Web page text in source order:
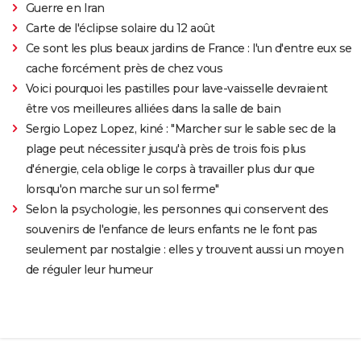
Guerre en Iran
Carte de l'éclipse solaire du 12 août
Ce sont les plus beaux jardins de France : l'un d'entre eux se
cache forcément près de chez vous
Voici pourquoi les pastilles pour lave-vaisselle devraient
être vos meilleures alliées dans la salle de bain
Sergio Lopez Lopez, kiné : "Marcher sur le sable sec de la
plage peut nécessiter jusqu'à près de trois fois plus
d'énergie, cela oblige le corps à travailler plus dur que
lorsqu'on marche sur un sol ferme"
Selon la psychologie, les personnes qui conservent des
souvenirs de l'enfance de leurs enfants ne le font pas
seulement par nostalgie : elles y trouvent aussi un moyen
de réguler leur humeur